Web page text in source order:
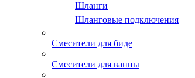
Шланги
Шланговые подключения
Смесители для биде
Смесители для ванны